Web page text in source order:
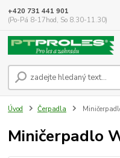
+420 731 441 901
(Po-Pá 8-17hod, So 8.30-11.30)
Úvod Čerpadla
Miničerpadlo